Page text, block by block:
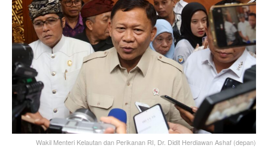
Wakil Menteri Kelautan dan Perikanan RI, Dr. Didit Herdiawan Ashaf (depan)